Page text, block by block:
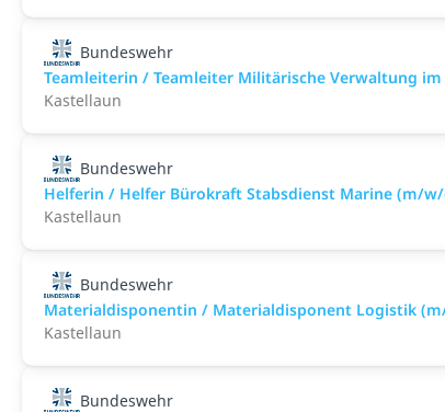
Bundeswehr
Teamleiterin / Teamleiter Militärische Verwaltung
Kastellaun
Bundeswehr
Helferin / Helfer Bürokraft Stabsdienst Marine (m/
Kastellaun
Bundeswehr
Materialdisponentin / Materialdisponent Logistik
Kastellaun
Bundeswehr